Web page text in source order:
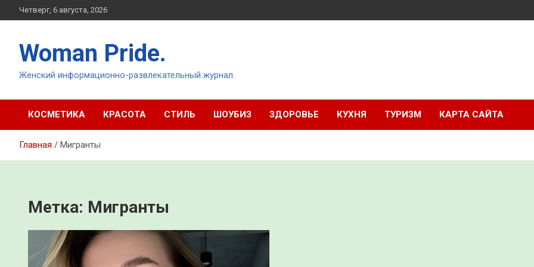
Перейти
к
Четверг, 6 августа, 2026
Woman Pride.
Женский информационно-развлекательный журнал.
КОСМЕТИКА КРАСОТА СТИЛЬ ШОУБИЗ ЗДОРОВЬЕ КУХНЯ ТУРИЗМ КАРТА САЙТА
Главная Мигранты
Метка: Мигранты